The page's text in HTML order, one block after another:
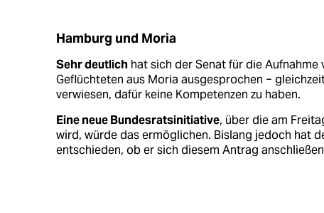
Hamburg und Moria
Sehr deutlichhat sich der Senat für die Aufnahme
Geflüchteten aus Moria ausgesprochen −
verwiesen, dafür keine Kompetenzen zu haben.
Eine neue Bundesratsinitiative, über die am
wird, würde das ermöglichen. Bislang jedoch hat
entschieden, ob er sich diesem Antrag